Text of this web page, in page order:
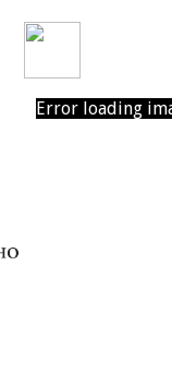
Error loading